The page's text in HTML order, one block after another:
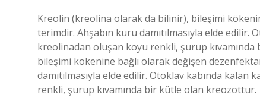
Kreolin (kreolina olarak da bilinir), bileşimi
terimdir. Ahşabın kuru damıtılmasıyla elde edilir.
kreolinadan oluşan koyu renkli, şurup
bileşimi kökenine bağlı olarak değişen
damıtılmasıyla elde edilir. Otoklav kabında
renkli, şurup kıvamında bir kütle olan kreozottur.